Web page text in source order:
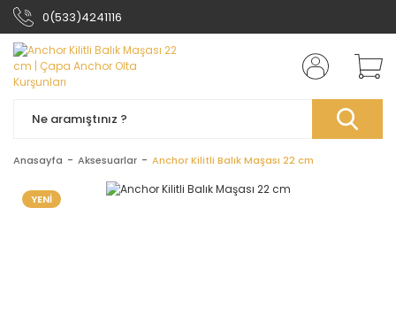
0(533)4241116
Anasayfa Aksesuarlar Anchor Kilitli Balık Maşası 22 cm
YENİ